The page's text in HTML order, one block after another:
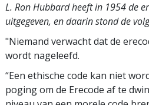
L. Ron Hubbard heeft in 1954 de
uitgegeven, en daarin stond de
"Niemand verwacht dat de
wordt nageleefd.
“Een ethische code kan niet
poging om de Erecode af te